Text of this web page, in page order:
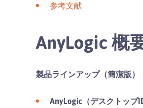
参考文献
AnyLogic 概
製品ラインアップ（簡潔版）
AnyLogic（デスクトップ